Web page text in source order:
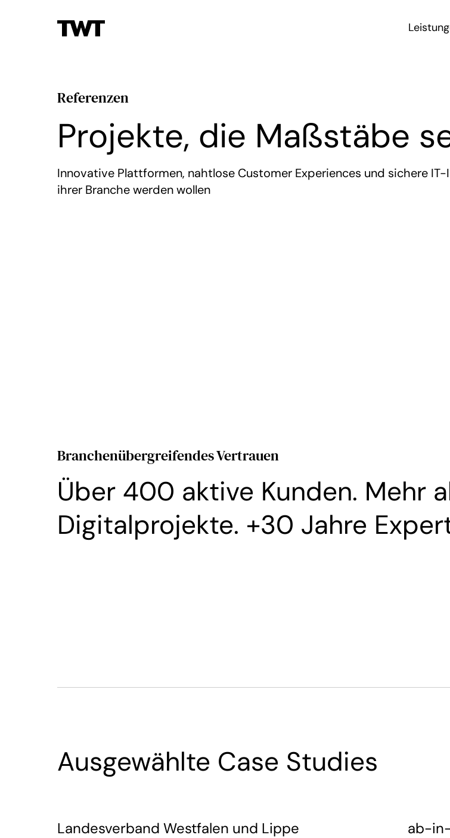
Referenzen
Projekte, die Maßstäbe
Innovative Plattformen, nahtlose Customer Experiences und sichere
ihrer Branche werden wollen
Branchenübergreifendes Vertrauen
Über 400 aktive Kunden. Mehr
Digitalprojekte. +30 Jahre
Ausgewählte Case Studies
Landesverband Westfalen und Lippe ab-